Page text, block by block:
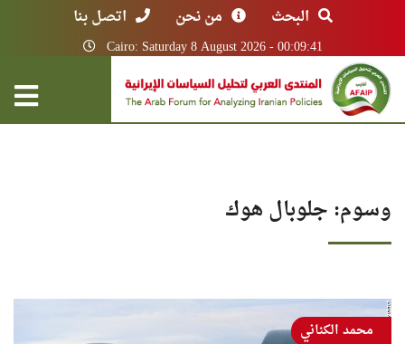
البحث من نحن اتصل بنا
Cairo: Saturday 8 August 2026 - 00:09:41
وسوم: جلوبال هوك
محمد الكناني